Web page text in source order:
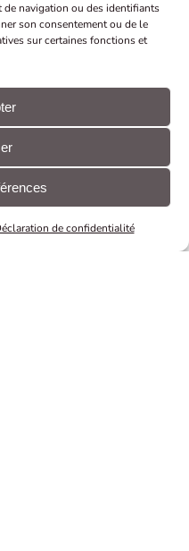
navigation ou des identifiants
son consentement ou de le
sur certaines fonctions et
de confidentialité